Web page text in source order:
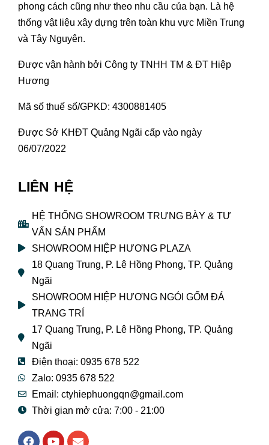
phong cách cũng như theo nhu cầu của bạn. Là hệ
thống vật liệu xây dựng trên toàn khu vực Miền Trung
và Tây Nguyên.
Được vận hành bởi Công ty TNHH TM & ĐT Hiệp
Hương
Mã số thuế số/GPKD: 4300881405
Được Sở KHĐT Quảng Ngãi cấp vào ngày
06/07/2022
LIÊN HỆ
HỆ THỐNG SHOWROOM TRƯNG BÀY & TƯ
VẤN SẢN PHẨM
SHOWROOM HIỆP HƯƠNG PLAZA
18 Quang Trung, P. Lê Hồng Phong, TP. Quảng
Ngãi
SHOWROOM HIỆP HƯƠNG NGÓI GỐM ĐÁ
TRANG TRÍ
17 Quang Trung, P. Lê Hồng Phong, TP. Quảng
Ngãi
Điện thoại: 0935 678 522
Zalo: 0935 678 522
Email: ctyhiephuongqn@gmail.com
Thời gian mở cửa: 7:00 - 21:00
F
Y
E